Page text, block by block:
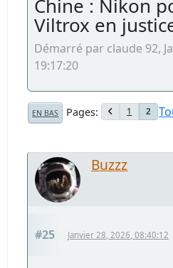
Chine : Nikon
Viltrox en
Démarré par claude 92,
19:17:20
EN BAS Pages 1 2
Buzzz
#25 Janvier 28, 2026, 08:40:12